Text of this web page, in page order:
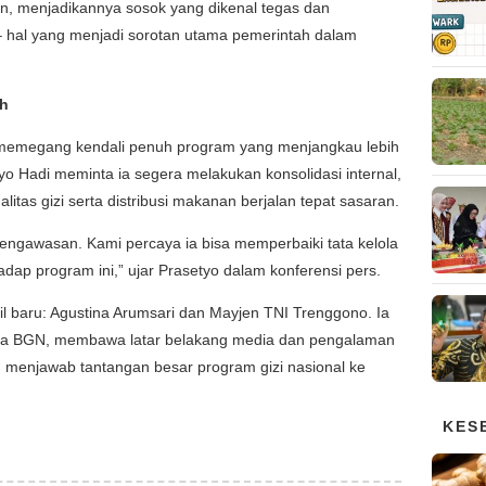
menjadikannya sosok yang dikenal tegas dan
yang menjadi sorotan utama pemerintah dalam
kendali penuh program yang menjangkau lebih
Hadi meminta ia segera melakukan konsolidasi internal,
gizi serta distribusi makanan berjalan tepat sasaran.
Kami percaya ia bisa memperbaiki tata kelola
program ini,” ujar Prasetyo dalam konferensi pers.
baru: Agustina Arumsari dan Mayjen TNI Trenggono. Ia
BGN, membawa latar belakang media dan pengalaman
tantangan besar program gizi nasional ke